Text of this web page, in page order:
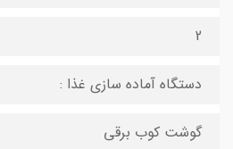
2
دستگاه آماده سازی غذا :
گوشت کوب برقی